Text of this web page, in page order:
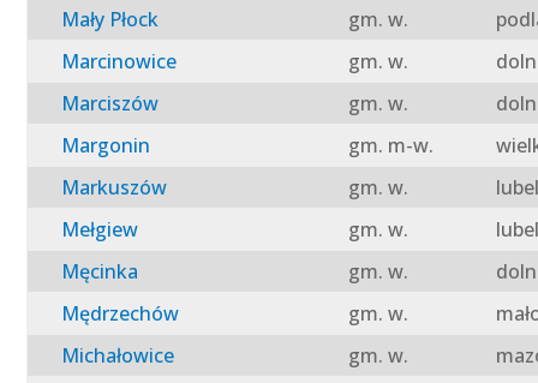
Mały Płock
gm. w.
Marcinowice
gm. w.
Marciszów
gm. w.
Margonin
gm. m-w.
Markuszów
gm. w.
Mełgiew
gm. w.
Męcinka
gm. w.
Mędrzechów
gm. w.
Michałowice
gm. w.